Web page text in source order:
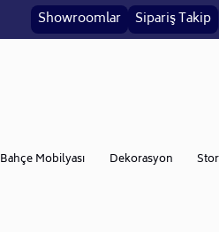
Showroomlar Sipariş Takip
Bahçe Mobilyası Dekorasyon